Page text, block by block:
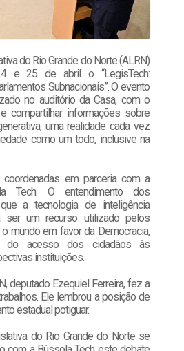
do Rio Grande do Norte (ALRN)
e 25 de abril o “LegisTech:
Subnacionais”. O evento
no auditório da Casa, com o
compartilhar informações sobre
uma realidade cada vez
como um todo, inclusive na
em parceria com a
Tech. O entendimento dos
a tecnologia de inteligência
ser um recurso utilizado pelos
mundo em favor da Democracia,
do acesso dos cidadãos às
instituições.
deputado Ezequiel Ferreira, fez a
Ele lembrou a posição de
estadual potiguar.
do Rio Grande do Norte se